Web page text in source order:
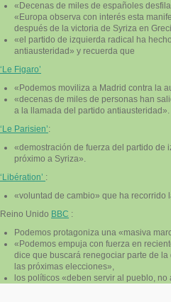
«Decenas de miles de españoles
«Europa observa con interés esta
después de la victoria de Syriza en
«el partido de izquierda radical ha
antiausteridad» y recuerda que
‘Le Figaro’
«Podemos moviliza a Madrid contra la
«decenas de miles de personas han
a la llamada del partido antiausteridad».
‘Le Parisien’:
«demostración de fuerza del partido de
próximo a Syriza».
‘Libération’ :
«voluntad de cambio» que ha recorrido
Reino Unido BBC :
Podemos protagoniza una «masiva
«Podemos empuja con fuerza en
dice que buscará renegociar parte de
las próximas elecciones»,
los políticos «deben servir al pueblo,